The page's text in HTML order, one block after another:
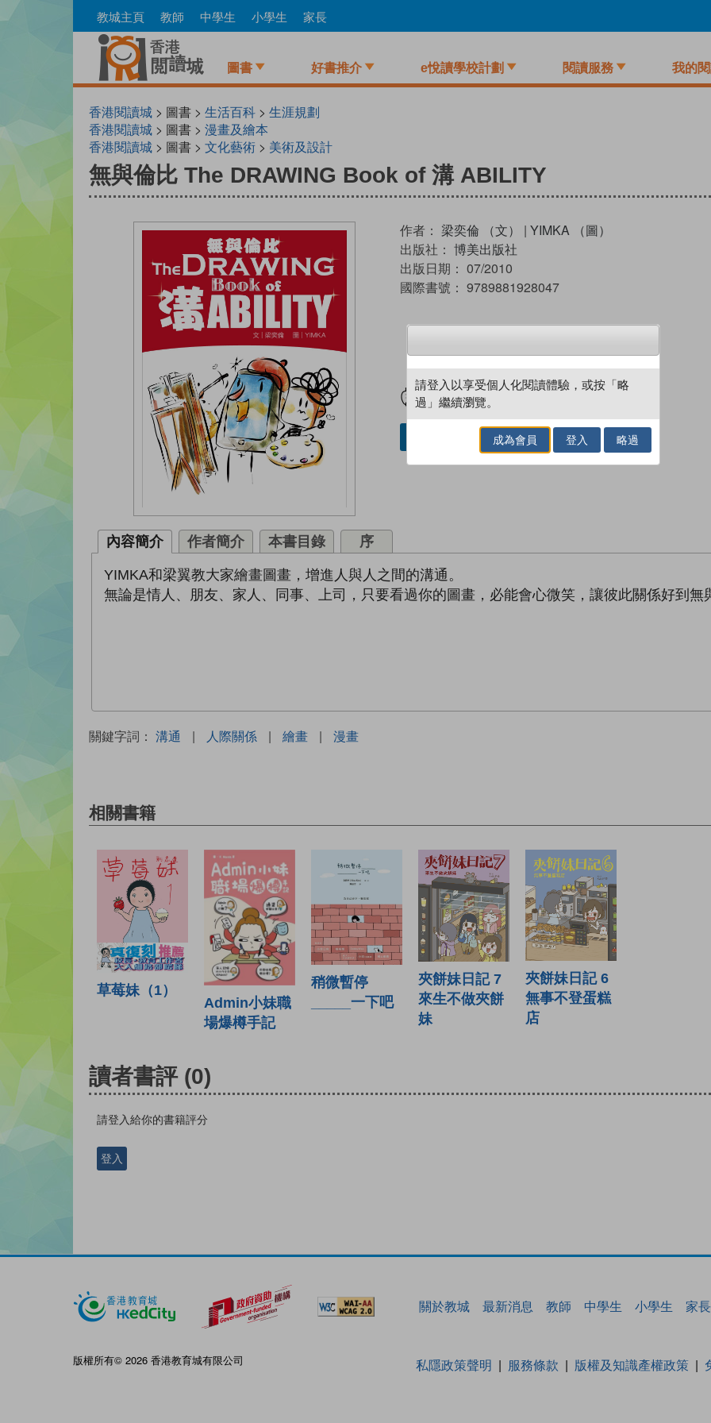
to
教城主頁 教師 中學生 小學生 家長
圖書 好書推介 e悅讀學校計劃 閱讀服務 我的
香港閱讀城> 圖書 > 生活百科> 生涯規劃
香港閱讀城> 圖書 > 漫畫及繪本
香港閱讀城> 圖書 > 文化藝術> 美術及設計
無與倫比 The DRAWING Book of 溝 ABILITY
作者： 梁奕倫 （文） | YIMKA （圖）
出版社： 博美出版社
出版日期： 07/2010
國際書號： 9789881928047
試閲 加入閱讀紀錄
借閱實體書
內容簡介 作者簡介 本書目錄 序
YIMKA和梁翼教大家繪畫圖畫，增進人與人之間的溝通。
無論是情人、朋友、家人、同事、上司，只要看過你的圖畫，必能會心微笑，讓彼此關係好到無
關鍵字詞： 溝通 | 人際關係 | 繪畫 | 漫畫
相關書籍
草莓妹（1）
Admin小妹職
場爆樽手記
稍微暫停
_____一下吧
夾餅妹日記 7
來生不做夾餅
妹
夾餅妹日記 6
無事不登蛋糕
店
讀者書評 (0)
請登入給你的書籍評分
登入
關於教城 最新消息 教師 中學生 小學生 家長
版權所有© 2026 香港教育城有限公司 私隱政策聲明 服務條款 版權及知識產權政策
請登入以享受個人化閱讀體驗，或按「略
過」繼續瀏覽。
成為會員 登入 略過